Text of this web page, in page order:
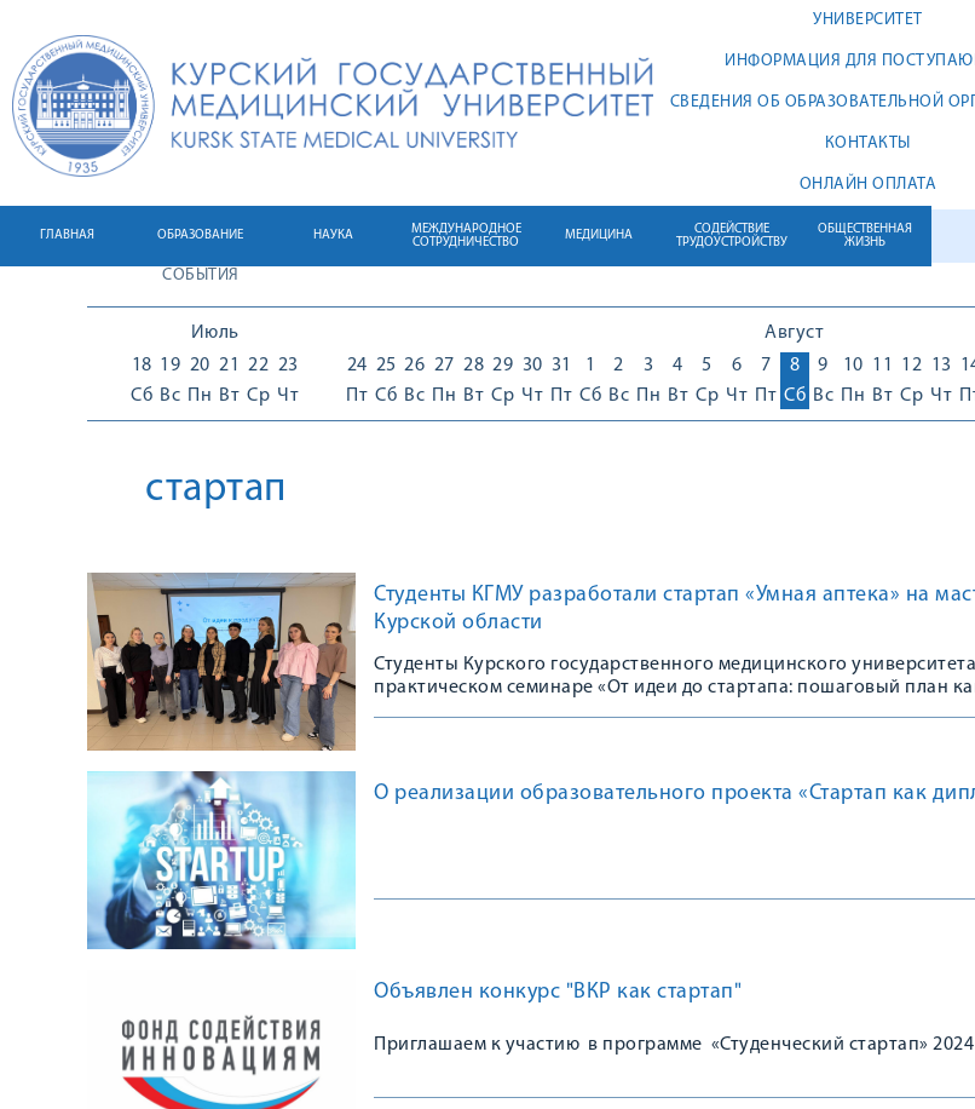
УНИВЕРСИТЕТ
ИНФОРМАЦИЯ ДЛЯ
СВЕДЕНИЯ ОБ ОБРАЗОВАТЕЛЬНОЙ
КОНТАКТЫ
ОНЛАЙН ОПЛАТА
ГЛАВНАЯ ОБРАЗОВАНИЕ НАУКА
МЕЖДУНАРОДНОЕ
СОТРУДНИЧЕСТВО
МЕДИЦИНА
СОДЕЙСТВИЕ
ТРУДОУСТРОЙСТВУ
ОБЩЕСТВЕННАЯ
ЖИЗНЬ
СОБЫТИЯ
Июль
18
Сб
19
Вс
20
Пн
21
Вт
22
Ср
23
Чт
Август
24
Пт
25
Сб
26
Вс
27
Пн
28
Вт
29
Ср
30
Чт
31
Пт
1
Сб
2
Вс
3
Пн
4
Вт
5
Ср
6
Чт
7
Пт
8
Сб
9
Вс
10
Пн
11
Вт
12
Ср
13
Чт
стартап
Студенты КГМУ разработали стартап «Умная аптека» на
Курской области
Студенты Курского государственного медицинского
практическом семинаре «От идеи до стартапа: пошаговый план
О реализации образовательного проекта «Стартап как
Объявлен конкурс "ВКР как стартап"
Приглашаем к участию в программе «Студенческий стартап» 2024